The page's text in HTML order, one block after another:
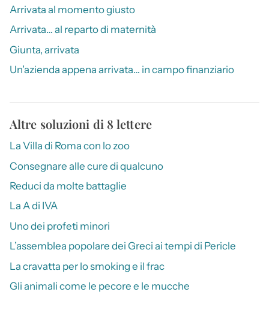
Arrivata al momento giusto
Arrivata… al reparto di maternità
Giunta, arrivata
Un’azienda appena arrivata… in campo finanziario
Altre soluzioni di 8 lettere
La Villa di Roma con lo zoo
Consegnare alle cure di qualcuno
Reduci da molte battaglie
La A di IVA
Uno dei profeti minori
L’assemblea popolare dei Greci ai tempi di Pericle
La cravatta per lo smoking e il frac
Gli animali come le pecore e le mucche